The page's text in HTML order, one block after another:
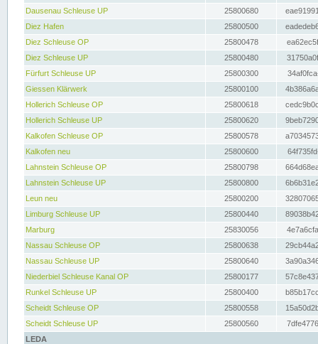
Dausenau Schleuse UP
25800680
Diez Hafen
25800500
Diez Schleuse OP
25800478
Diez Schleuse UP
25800480
Fürfurt Schleuse UP
25800300
Giessen Klärwerk
25800100
Hollerich Schleuse OP
25800618
Hollerich Schleuse UP
25800620
Kalkofen Schleuse OP
25800578
Kalkofen neu
25800600
Lahnstein Schleuse OP
25800798
Lahnstein Schleuse UP
25800800
Leun neu
25800200
Limburg Schleuse UP
25800440
Marburg
25830056
Nassau Schleuse OP
25800638
Nassau Schleuse UP
25800640
Niederbiel Schleuse Kanal OP
25800177
Runkel Schleuse UP
25800400
Scheidt Schleuse OP
25800558
Scheidt Schleuse UP
25800560
LEDA